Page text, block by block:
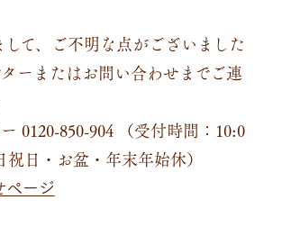
て、ご不明な点がございました
ターまたはお問い合わせまでご連
0120-850-904 （受付時間：10:0
祝日・お盆・年末年始休）
ページ